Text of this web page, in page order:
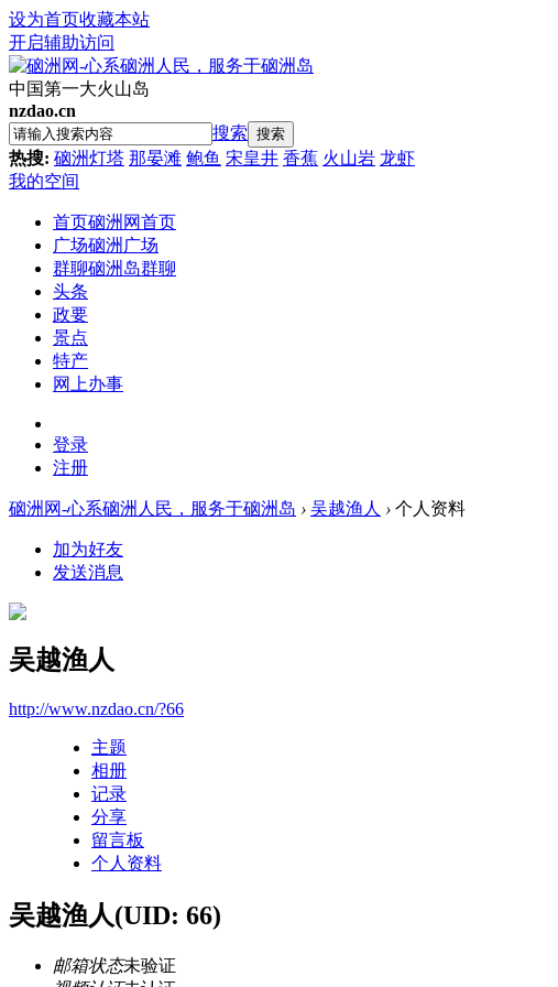
设为首页收藏本站
开启辅助访问
中国第一大火山岛
nzdao.cn
搜索 搜索
热搜: 硇洲灯塔 那晏滩 鲍鱼 宋皇井 香蕉 火山岩 龙虾
我的空间
首页硇洲网首页
广场硇洲广场
群聊硇洲岛群聊
头条
政要
景点
特产
网上办事
登录
注册
硇洲网-心系硇洲人民，服务于硇洲岛 › 吴越渔人 › 个人资料
加为好友
发送消息
吴越渔人
http://www.nzdao.cn/?66
主题
相册
记录
分享
留言板
个人资料
吴越渔人(UID: 66)
邮箱状态未验证